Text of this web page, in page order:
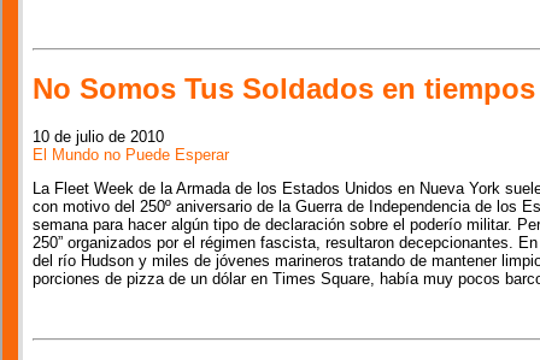
No Somos Tus Soldados en
10 de julio de 2010
El Mundo no Puede Esperar
La Fleet Week de la Armada de los Estados Unidos en Nueva York
con motivo del 250º aniversario de la Guerra de Independencia de los
semana para hacer algún tipo de declaración sobre el poderío militar.
250” organizados por el régimen fascista, resultaron decepcionantes.
del río Hudson y miles de jóvenes marineros tratando de mantener
porciones de pizza de un dólar en Times Square, había muy pocos